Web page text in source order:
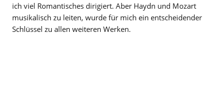
ich viel Romantisches dirigiert. Aber Haydn und Mozart
musikalisch zu leiten, wurde für mich ein entscheidender
Schlüssel zu allen weiteren Werken.